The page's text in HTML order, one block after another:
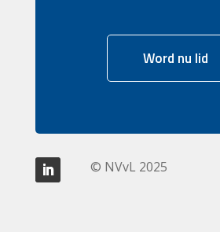
Word nu lid
© NVvL 2025